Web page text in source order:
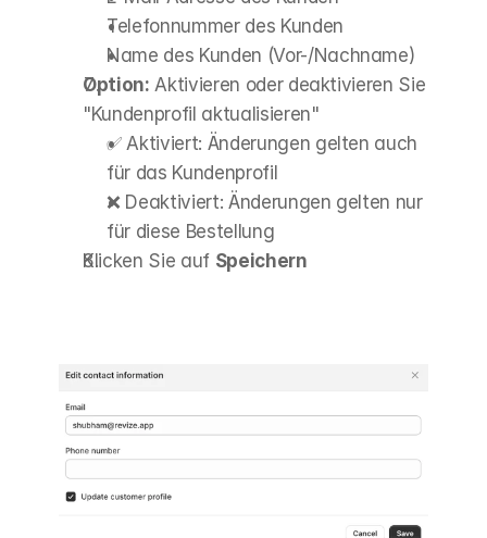
Telefonnummer des Kunden
Name des Kunden (Vor-/Nachname)
Option: Aktivieren oder deaktivieren Sie
"Kundenprofil aktualisieren"
✅ Aktiviert: Änderungen gelten auch
für das Kundenprofil
❌ Deaktiviert: Änderungen gelten nur
für diese Bestellung
Klicken Sie auf Speichern